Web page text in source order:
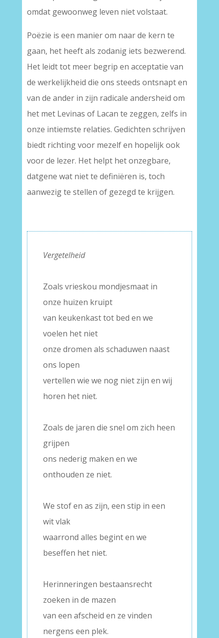
omdat gewoonweg leven niet volstaat.
Poëzie is een manier om naar de kern te
gaan, het heeft als zodanig iets bezwerend.
Het leidt tot meer begrip en acceptatie van
de werkelijkheid die ons steeds ontsnapt en
van de ander in zijn radicale andersheid om
het met Levinas of Lacan te zeggen, zelfs in
onze intiemste relaties. Gedichten schrijven
biedt richting voor mezelf en hopelijk ook
voor de lezer. Het helpt het onzegbare,
datgene wat niet te definiëren is, toch
aanwezig te stellen of gezegd te krijgen.
Vergetelheid
Zoals vrieskou mondjesmaat in
onze huizen kruipt
van keukenkast tot bed en we
voelen het niet
onze dromen als schaduwen naast
ons lopen
vertellen wie we nog niet zijn en wij
horen het niet.
Zoals de jaren die snel om zich heen
grijpen
ons nederig maken en we
onthouden ze niet.
We stof en as zijn, een stip in een
wit vlak
waarrond alles begint en we
beseffen het niet.
Herinneringen bestaansrecht
zoeken in de mazen
van een afscheid en ze vinden
nergens een plek.